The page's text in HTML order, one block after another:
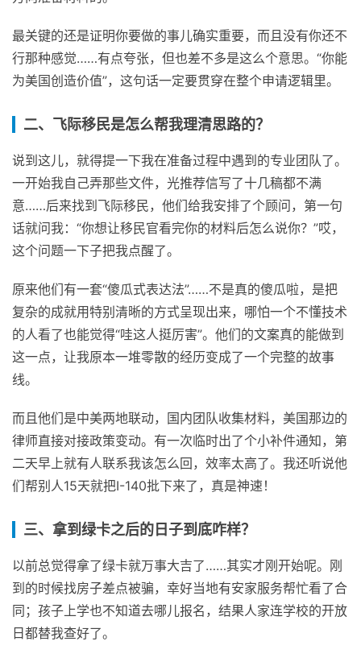
最关键的还是证明你要做的事儿确实重要，而且没有你还不
行那种感觉……有点夸张，但也差不多是这么个意思。“你能
为美国创造价值”，这句话一定要贯穿在整个申请逻辑里。
二、飞际移民是怎么帮我理清思路的？
说到这儿，就得提一下我在准备过程中遇到的专业团队了。
一开始我自己弄那些文件，光推荐信写了十几稿都不满
意……后来找到飞际移民，他们给我安排了个顾问，第一句
话就问我：“你想让移民官看完你的材料后怎么说你？”哎，
这个问题一下子把我点醒了。
原来他们有一套“傻瓜式表达法”……不是真的傻瓜啦，是把
复杂的成就用特别清晰的方式呈现出来，哪怕一个不懂技术
的人看了也能觉得“哇这人挺厉害”。他们的文案真的能做到
这一点，让我原本一堆零散的经历变成了一个完整的故事
线。
而且他们是中美两地联动，国内团队收集材料，美国那边的
律师直接对接政策变动。有一次临时出了个小补件通知，第
二天早上就有人联系我该怎么回，效率太高了。我还听说他
们帮别人15天就把I-140批下来了，真是神速！
三、拿到绿卡之后的日子到底咋样？
以前总觉得拿了绿卡就万事大吉了……其实才刚开始呢。刚
到的时候找房子差点被骗，幸好当地有安家服务帮忙看了合
同；孩子上学也不知道去哪儿报名，结果人家连学校的开放
日都替我查好了。